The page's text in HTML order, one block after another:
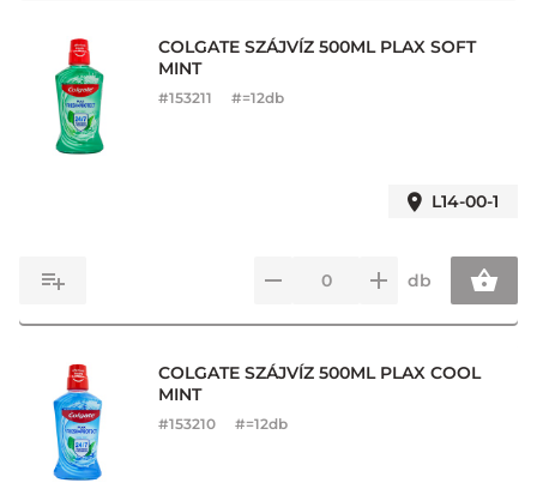
COLGATE SZÁJVÍZ 500ML PLAX SOFT
MINT
#153211 #=12db
L14-00-1
db
COLGATE SZÁJVÍZ 500ML PLAX COOL
MINT
#153210 #=12db